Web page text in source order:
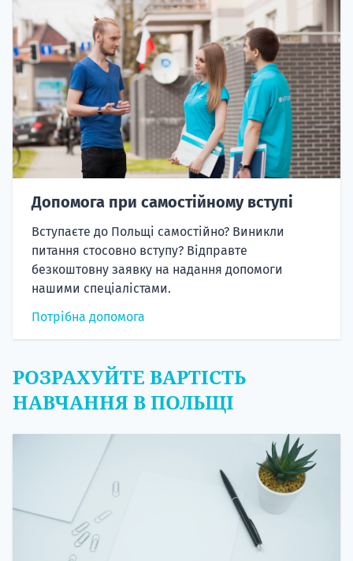
Допомога при самостійному вступі
Вступаєте до Польщі самостійно? Виникли
питання стосовно вступу? Відправте
безкоштовну заявку на надання допомоги
нашими спеціалістами.
Потрібна допомога
РОЗРАХУЙТЕ ВАРТІСТЬ
НАВЧАННЯ В ПОЛЬЩІ